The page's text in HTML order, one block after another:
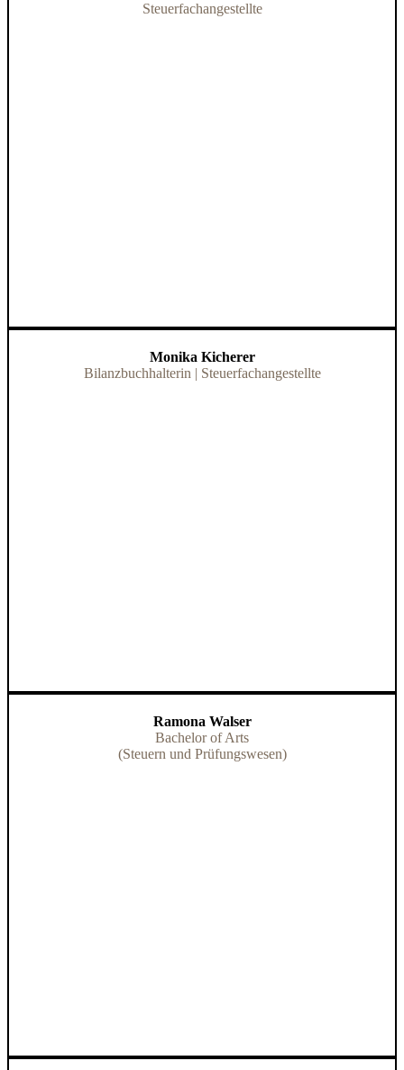
Steuerfachangestellte
Monika Kicherer
Bilanzbuchhalterin | Steuerfachangestellte
Ramona Walser
Bachelor of Arts
(Steuern und Prüfungswesen)